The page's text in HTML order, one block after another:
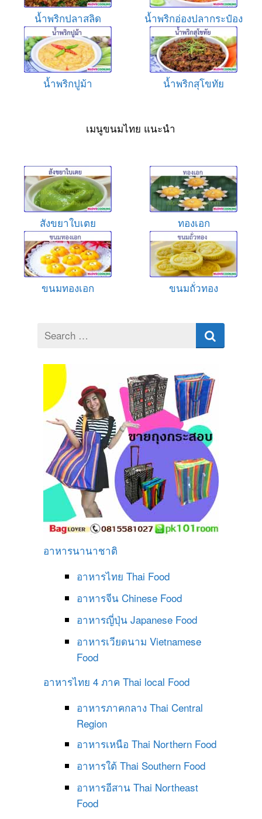
น้ำพริกปลาสลิด น้ำพริกอ่องปลากระป๋อง
น้ำพริกปูม้า น้ำพริกสุโขทัย
เมนูขนมไทย แนะนำ
สังขยาใบเตย ทองเอก
ขนมทองเอก ขนมถั่วทอง
Search
for
อาหารนานาชาติ
อาหารไทย Thai Food
อาหารจีน Chinese Food
อาหารญี่ปุ่น Japanese Food
อาหารเวียดนาม Vietnamese
Food
อาหารไทย 4 ภาค Thai local Food
อาหารภาคกลาง Thai Central
Region
อาหารเหนือ Thai Northern Food
อาหารใต้ Thai Southern Food
อาหารอีสาน Thai Northeast
Food